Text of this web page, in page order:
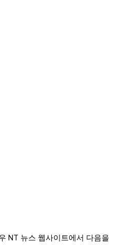
NT 뉴스 웹사이트에서 다음을